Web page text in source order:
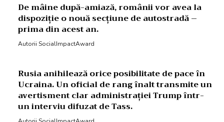
De mâine după-amiază, românii vor avea la
dispoziție o nouă secțiune de autostradă –
prima din acest an.
Autorii SocialImpactAward
Rusia anihilează orice posibilitate de pace în
Ucraina. Un oficial de rang înalt transmite un
avertisment clar administrației Trump într-
un interviu difuzat de Tass.